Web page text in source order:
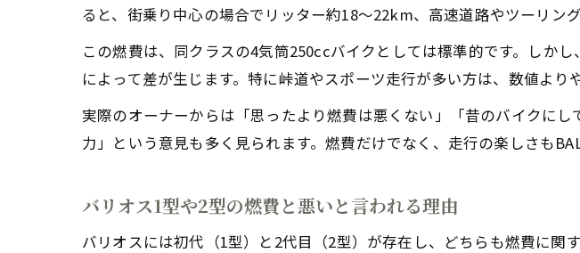
ると、街乗り中心の場合でリッター約18〜22km、高速道路やツーリン
この燃費は、同クラスの4気筒250ccバイクとしては標準的です。しか
によって差が生じます。特に峠道やスポーツ走行が多い方は、数値より
実際のオーナーからは「思ったより燃費は悪くない」「昔のバイクに
力」という意見も多く見られます。燃費だけでなく、走行の楽しさも
バリオス1型や2型の燃費と悪いと言われる理由
バリオスには初代（1型）と2代目（2型）が存在し、どちらも燃費に